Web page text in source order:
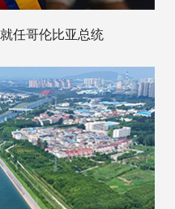
任哥伦比亚总统